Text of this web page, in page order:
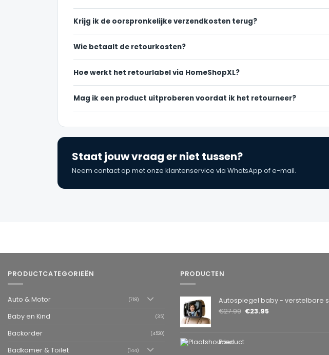
Krijg ik de oorspronkelijke verzendkosten terug?
Wie betaalt de retourkosten?
Hoe werkt het retourlabel via HomeShopXL?
Mag ik een product uitproberen voordat ik het retourneer?
Staat jouw vraag er niet tussen?
Neem contact op met onze klantenservice via WhatsApp of e-mail.
PRODUCTCATEGORIEËN
Auto & Motor (718)
Baby en Kind (35)
Backorder (4520)
Badkamer & Toilet (144)
PRODUCTEN
Autospiegel baby - verstelbare spiegel hoofdsteun achterbank - veiligheidsspiegel - baby en kids - 19 x 30cm - 360 graden draaibaar - zwart
€27.99 €23.95
Product